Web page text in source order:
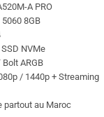
A PRO
5060 8GB
NVMe
Bolt ARGB
/ 1440p + Streaming
partout au Maroc